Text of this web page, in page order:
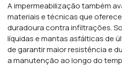
A impermeabilização também
materiais e técnicas que
duradoura contra infiltrações.
líquidas e mantas asfálticas de
de garantir maior resistência e
a manutenção ao longo do